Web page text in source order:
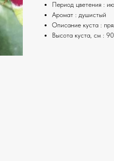
Период цветения :
Аромат : душистый
Описание куста :
Высота куста, см :